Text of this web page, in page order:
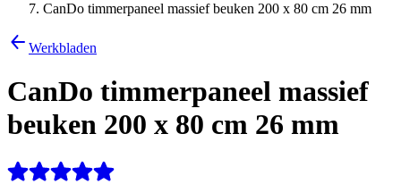
CanDo timmerpaneel massief beuken 200 x 80 cm 26 mm
Werkbladen
CanDo timmerpaneel massief
beuken 200 x 80 cm 26 mm